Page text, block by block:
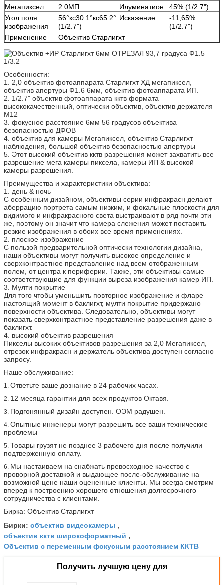
Мегапиксел
2.0МП Илуминатион
45% (1/2.7")
Угол поля
изображения
56°кс30.1°кс65.2°
(1/2.7")
Искажение
-11,65%
(1/2.7")
Применение
Объектив Старлигхт
Особенности:
1. 2,0 объектив фотоаппарата Старлигхт ХД мегапиксел,
объектив апертуры Ф1.6 6мм, объектив фотоаппарата ИП.
2. 1/2.7" объектив фотоаппарата кктв формата
высококачественный, оптически объектив, объектив держателя
М12
3. фокусное расстояние 6мм 56 градусов объектива
безопасностью ДФОВ
4. объектив для камеры Мегапиксел, объектив Старлигхт
наблюдения, большой объектив безопасностью апертуры
5. Этот высокий объектив кктв разрешения может захватить все
разрешение мега камеры пиксела, камеры ИП & высокой
камеры разрешения.
Преимущества и характеристики объектива:
1. день & ночь
С особенным дизайном, объективы серии инфракрасн делают
аберрацию портрета самым низким, и фокальные плоскости для
видимого и инфракрасного света выстраивают в ряд почти эти
же, поэтому он значит что камера слежения может поставить
резкие изображения в обоих все время применениях.
2. плоское изображение
С пользой предварительной оптически технологии дизайна,
наши объективы могут получить высокое определение и
сверхконтрастное представление над всем отображенным
полем, от центра к периферии. Также, эти объективы самые
соответствующие для функции выреза изображения камер ИП.
3. Мулти покрытие
Для того чтобы уменьшить повторное изображение и фларе
настоящий момент в баклигхт, мулти покрытие придержано
поверхности объектива. Следовательно, объективы могут
показать сверхконтрастное представление разрешения даже в
баклигхт.
4. высокий объектив разрешения
Пикселы высоких объективов разрешения за 2,0 Мегапиксел,
отрезок инфракрасн и держатель объектива доступен согласно
запросу.
Наше обслуживание:
1. Ответьте ваше дознание в 24 рабочих часах.
2. 12 месяца гарантии для всех продуктов Октавя.
3. Подгонянный дизайн доступен. ОЭМ радушен.
4. Опытные инженеры могут разрешить все ваши технические
проблемы
5. Товары грузят не позднее 3 рабочего дня после получили
подтверженную оплату.
6. Мы настаиваем на снабжать превосходное качество с
проворной доставкой и выдающее после-обслуживание на
возможной цене наши оцененные клиенты. Мы всегда смотрим
вперед к построению хорошего отношения долгосрочного
сотрудничества с клиентами.
Бирка: Объектив Старлигхт
Бирки: объектив видеокамеры ,
объектив кктв широкоформатный ,
Объектив с переменным фокусным расстоянием ККТВ
Получить лучшую цену для